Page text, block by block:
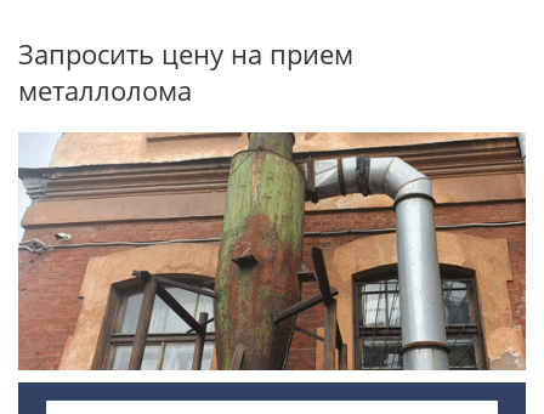
Запросить цену на прием
металлолома